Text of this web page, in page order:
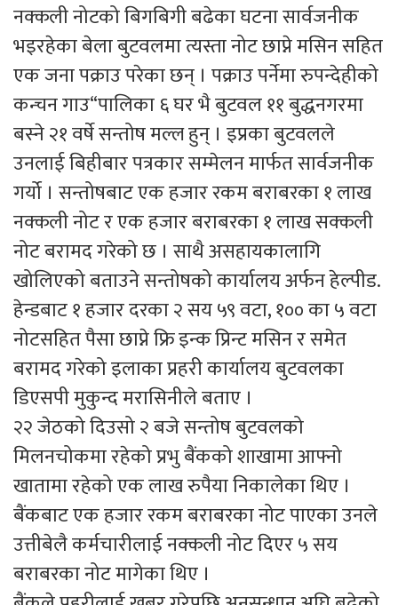
नक्कली नोटको बिगबिगी बढेका घटना सार्वजनीक
भइरहेका बेला बुटवलमा त्यस्ता नोट छाप्ने मसिन सहित
एक जना पक्राउ परेका छन् । पक्राउ पर्नेमा रुपन्देहीको
कन्चन गाउ“पालिका ६ घर भै बुटवल ११ बुद्धनगरमा
बस्ने २१ वर्षे सन्तोष मल्ल हुन् । इप्रका बुटवलले
उनलाई बिहीबार पत्रकार सम्मेलन मार्फत सार्वजनीक
गर्यो । सन्तोषबाट एक हजार रकम बराबरका १ लाख
नक्कली नोट र एक हजार बराबरका १ लाख सक्कली
नोट बरामद गरेको छ । साथै असहायकालागि
खोलिएको बताउने सन्तोषको कार्यालय अर्फन हेल्पीड.
हेन्डबाट १ हजार दरका २ सय ५९ वटा, १०० का ५ वटा
नोटसहित पैसा छाप्ने फ्रि इन्क प्रिन्ट मसिन र समेत
बरामद गरेको इलाका प्रहरी कार्यालय बुटवलका
डिएसपी मुकुन्द मरासिनीले बताए ।
२२ जेठको दिउसो २ बजे सन्तोष बुटवलको
मिलनचोकमा रहेको प्रभु बैंकको शाखामा आफ्नो
खातामा रहेको एक लाख रुपैया निकालेका थिए ।
बैंकबाट एक हजार रकम बराबरका नोट पाएका उनले
उत्तीबेलै कर्मचारीलाई नक्कली नोट दिएर ५ सय
बराबरका नोट मागेका थिए ।